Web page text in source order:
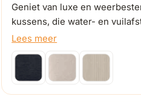
Geniet van luxe en
kussens, die water- en
regenbuien.
Lees meer